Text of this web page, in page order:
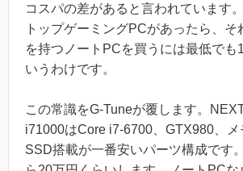
コスパの差があると言われています
トップゲーミングPCがあったら、そ
を持つノートPCを買うには最低でも
いうわけです。
この常識をG-Tuneが覆します。
i71000はCore i7-6700、GTX980、メ
SSD搭載が一番安いパーツ構成です